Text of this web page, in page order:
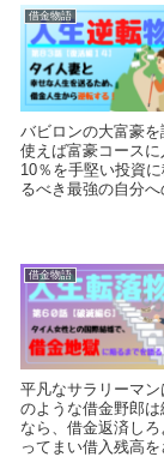
借金物語
バビロンの大富豪
使えば富豪コース
10％を手堅い投資
るべき最強の自分へ
借金物語
平凡なサラリーマ
のような借金野郎
なら、借金返済し
ってまい借入残高